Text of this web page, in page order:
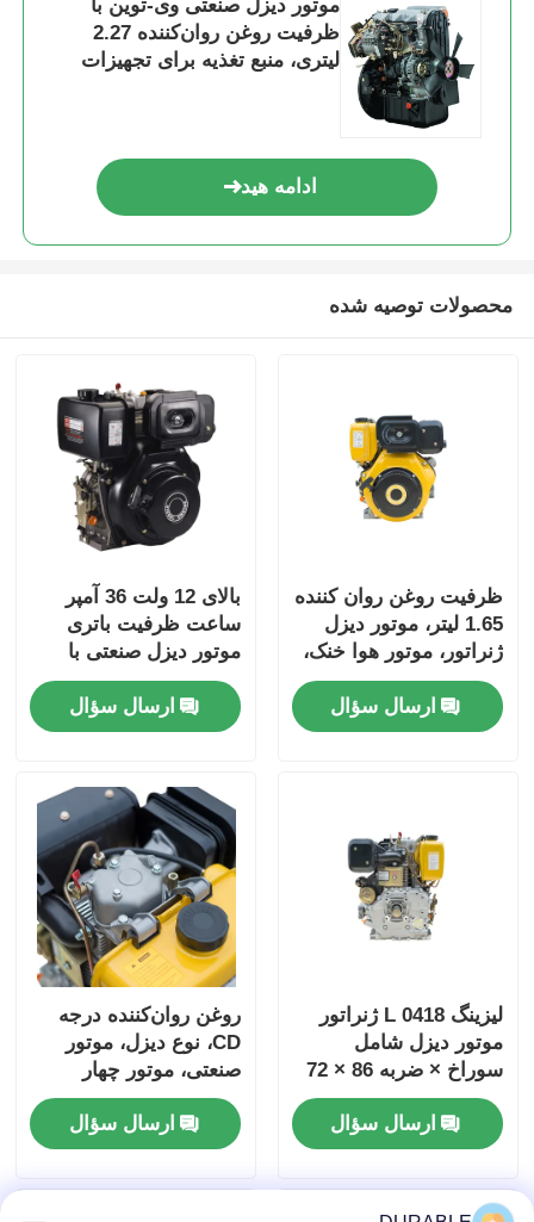
موتور دیزل صنعتی وی-توین با
ظرفیت روغن روان‌کننده 2.27
لیتری، منبع تغذیه برای تجهیزات
ادامه هید
محصولات توصیه شده
ظرفیت روغن روان کننده
1.65 لیتر، موتور دیزل
ژنراتور، موتور هوا خنک،
نوع موتور، توان نامی 6
کیلووات، ژنراتور برق
سنگین
ارسال سؤال
بالای 12 ولت 36 آمپر
ساعت ظرفیت باتری
موتور دیزل صنعتی با
ابعاد کلی 420×440×495
میلی‌متر برای توان
صنعتی
ارسال سؤال
لیزینگ 0418 L ژنراتور
موتور دیزل شامل
سوراخ × ضربه 86 × 72
میلی متر و ابعاد کلی
420 × 440 × 495 میلی
متر طراحی شده برای
ارسال سؤال
روغن روان‌کننده درجه
CD، نوع دیزل، موتور
صنعتی، موتور چهار
زمانه، طراحی شده برای
حداکثر دوام و عملکرد
ارسال سؤال